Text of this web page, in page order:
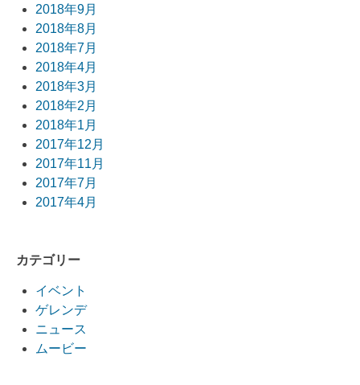
2018年9月
2018年8月
2018年7月
2018年4月
2018年3月
2018年2月
2018年1月
2017年12月
2017年11月
2017年7月
2017年4月
カテゴリー
イベント
ゲレンデ
ニュース
ムービー